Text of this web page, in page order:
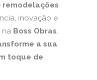
remodelações
inovação e
na Boss Obras.
a sua
toque de